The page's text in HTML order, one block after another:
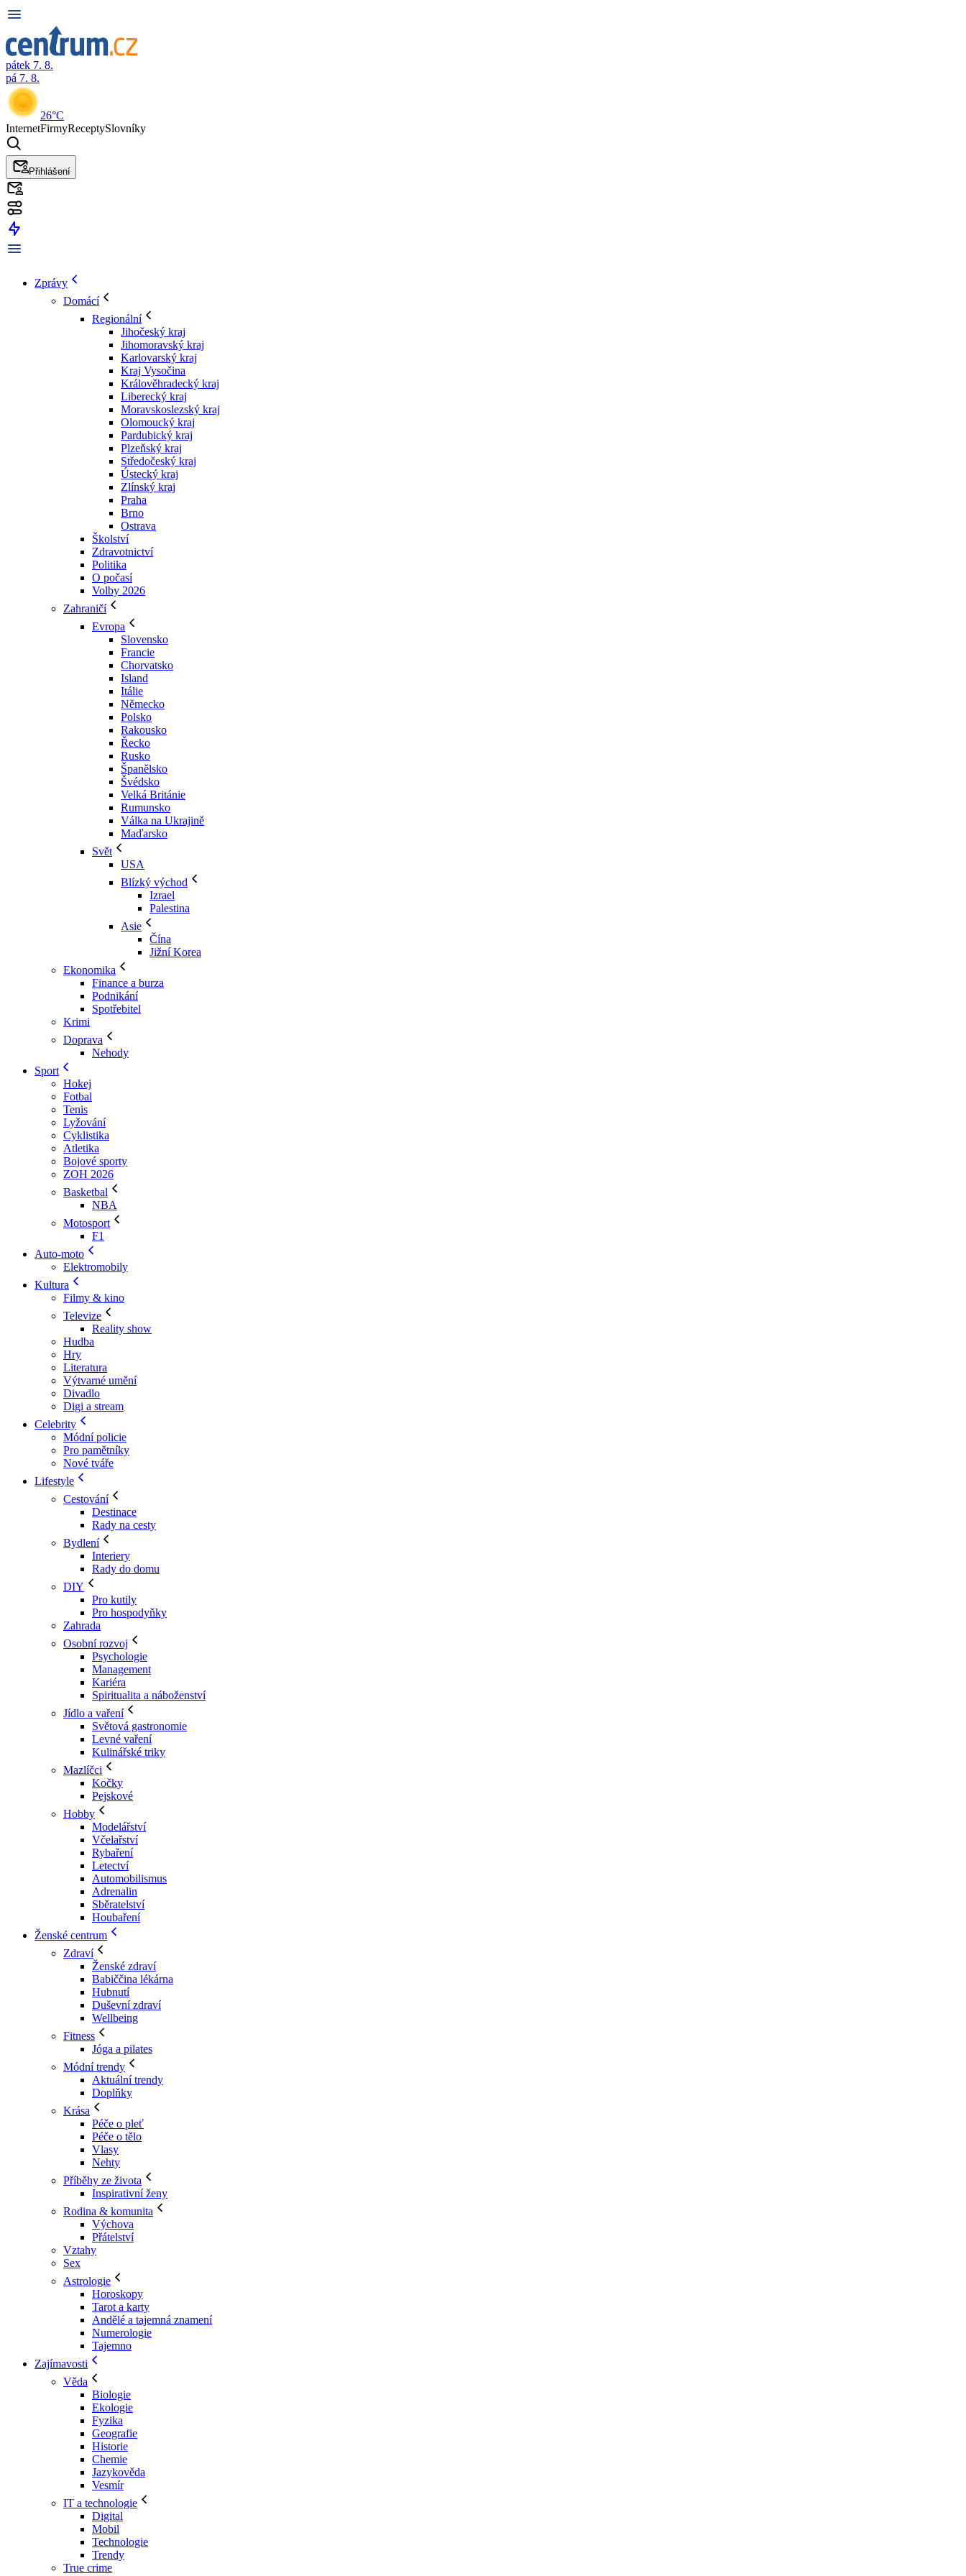
pátek 7. 8.
pá 7. 8.
26°C
InternetFirmyReceptySlovníky
Přihlášení
Zprávy
Domácí
Regionální
Jihočeský kraj
Jihomoravský kraj
Karlovarský kraj
Kraj Vysočina
Králověhradecký kraj
Liberecký kraj
Moravskoslezský kraj
Olomoucký kraj
Pardubický kraj
Plzeňský kraj
Středočeský kraj
Ústecký kraj
Zlínský kraj
Praha
Brno
Ostrava
Školství
Zdravotnictví
Politika
O počasí
Volby 2026
Zahraničí
Evropa
Slovensko
Francie
Chorvatsko
Island
Itálie
Německo
Polsko
Rakousko
Řecko
Rusko
Španělsko
Švédsko
Velká Británie
Rumunsko
Válka na Ukrajině
Maďarsko
Svět
USA
Blízký východ
Izrael
Palestina
Asie
Čína
Jižní Korea
Ekonomika
Finance a burza
Podnikání
Spotřebitel
Krimi
Doprava
Nehody
Sport
Hokej
Fotbal
Tenis
Lyžování
Cyklistika
Atletika
Bojové sporty
ZOH 2026
Basketbal
NBA
Motosport
F1
Auto-moto
Elektromobily
Kultura
Filmy & kino
Televize
Reality show
Hudba
Hry
Literatura
Výtvarné umění
Divadlo
Digi a stream
Celebrity
Módní policie
Pro pamětníky
Nové tváře
Lifestyle
Cestování
Destinace
Rady na cesty
Bydlení
Interiery
Rady do domu
DIY
Pro kutily
Pro hospodyňky
Zahrada
Osobní rozvoj
Psychologie
Management
Kariéra
Spiritualita a náboženství
Jídlo a vaření
Světová gastronomie
Levné vaření
Kulinářské triky
Mazlíčci
Kočky
Pejskové
Hobby
Modelářství
Včelařství
Rybaření
Letectví
Automobilismus
Adrenalin
Sběratelství
Houbaření
Ženské centrum
Zdraví
Ženské zdraví
Babiččina lékárna
Hubnutí
Duševní zdraví
Wellbeing
Fitness
Jóga a pilates
Módní trendy
Aktuální trendy
Doplňky
Krása
Péče o pleť
Péče o tělo
Vlasy
Nehty
Příběhy ze života
Inspirativní ženy
Rodina & komunita
Výchova
Přátelství
Vztahy
Sex
Astrologie
Horoskopy
Tarot a karty
Andělé a tajemná znamení
Numerologie
Tajemno
Zajímavosti
Věda
Biologie
Ekologie
Fyzika
Geografie
Historie
Chemie
Jazykověda
Vesmír
IT a technologie
Digital
Mobil
Technologie
Trendy
True crime